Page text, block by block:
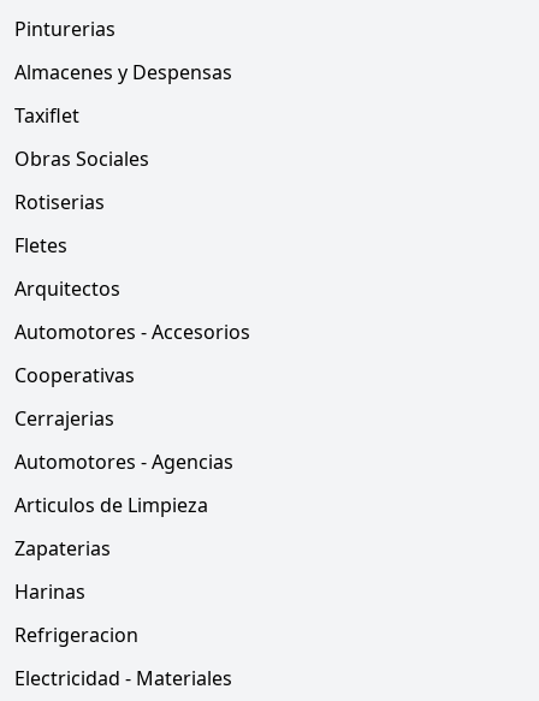
Pinturerias
Almacenes y Despensas
Taxiflet
Obras Sociales
Rotiserias
Fletes
Arquitectos
Automotores - Accesorios
Cooperativas
Cerrajerias
Automotores - Agencias
Articulos de Limpieza
Zapaterias
Harinas
Refrigeracion
Electricidad - Materiales